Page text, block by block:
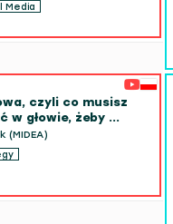
Media
czyli co musisz
w głowie, żeby ...
(MIDEA)